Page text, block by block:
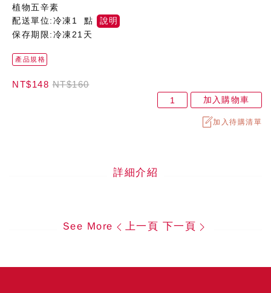
植物五辛素
配送單位:冷凍1 點
說明
保存期限:冷凍21天
產品規格
NT$148 NT$160
加入購物車
加入待購清單
詳細介紹
See More 上一頁 下一頁